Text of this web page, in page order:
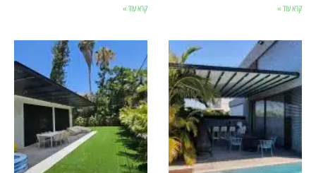
קרא עוד » קרא עוד »